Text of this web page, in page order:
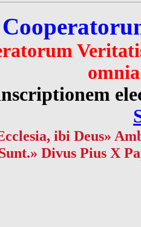
ibi Deus»
Divus Pius X